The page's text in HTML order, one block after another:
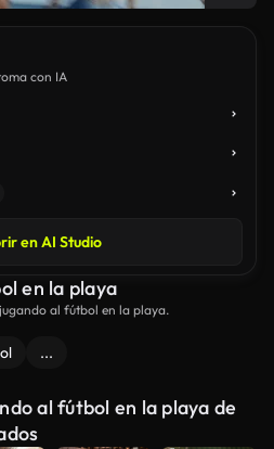
con IA
en AI Studio
en la playa
al fútbol en la playa.
...
al fútbol en la playa de